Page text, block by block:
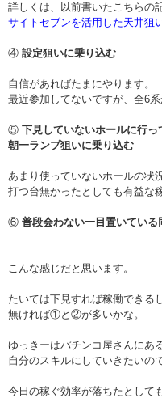
詳しくは、以前書いたこちらの
サイトセブンを活用した天井狙
④ 設定狙いに乗り込む
自信があればたまにやります。
最近参加してないですが、全6系
⑤ 下見していないホールに行
朝一ランプ狙いに乗り込む
あまり使っていないホールの状
打つ台無かったとしても有益な
⑥ 普段会わない一目置いてい
こんな感じだと思います。
たいては下見すれば稼働できる
無ければ①と②が多いかな。
ゆっきーはパチンコ屋さんにあ
自分のスキルにしていきたいの
今日の稼ぐ効率が落ちたとして